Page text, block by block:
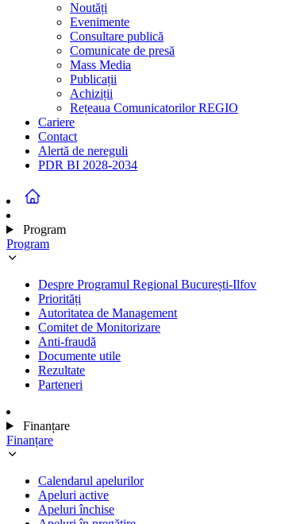
Noutăți
Evenimente
Consultare publică
Comunicate de presă
Mass Media
Publicații
Achiziții
Rețeaua Comunicatorilor REGIO
Cariere
Contact
Alertă de nereguli
PDR BI 2028-2034
Program
Program
Despre Programul Regional București-Ilfov
Priorități
Autoritatea de Management
Comitet de Monitorizare
Anti-fraudă
Documente utile
Rezultate
Parteneri
Finanțare
Finanțare
Calendarul apelurilor
Apeluri active
Apeluri închise